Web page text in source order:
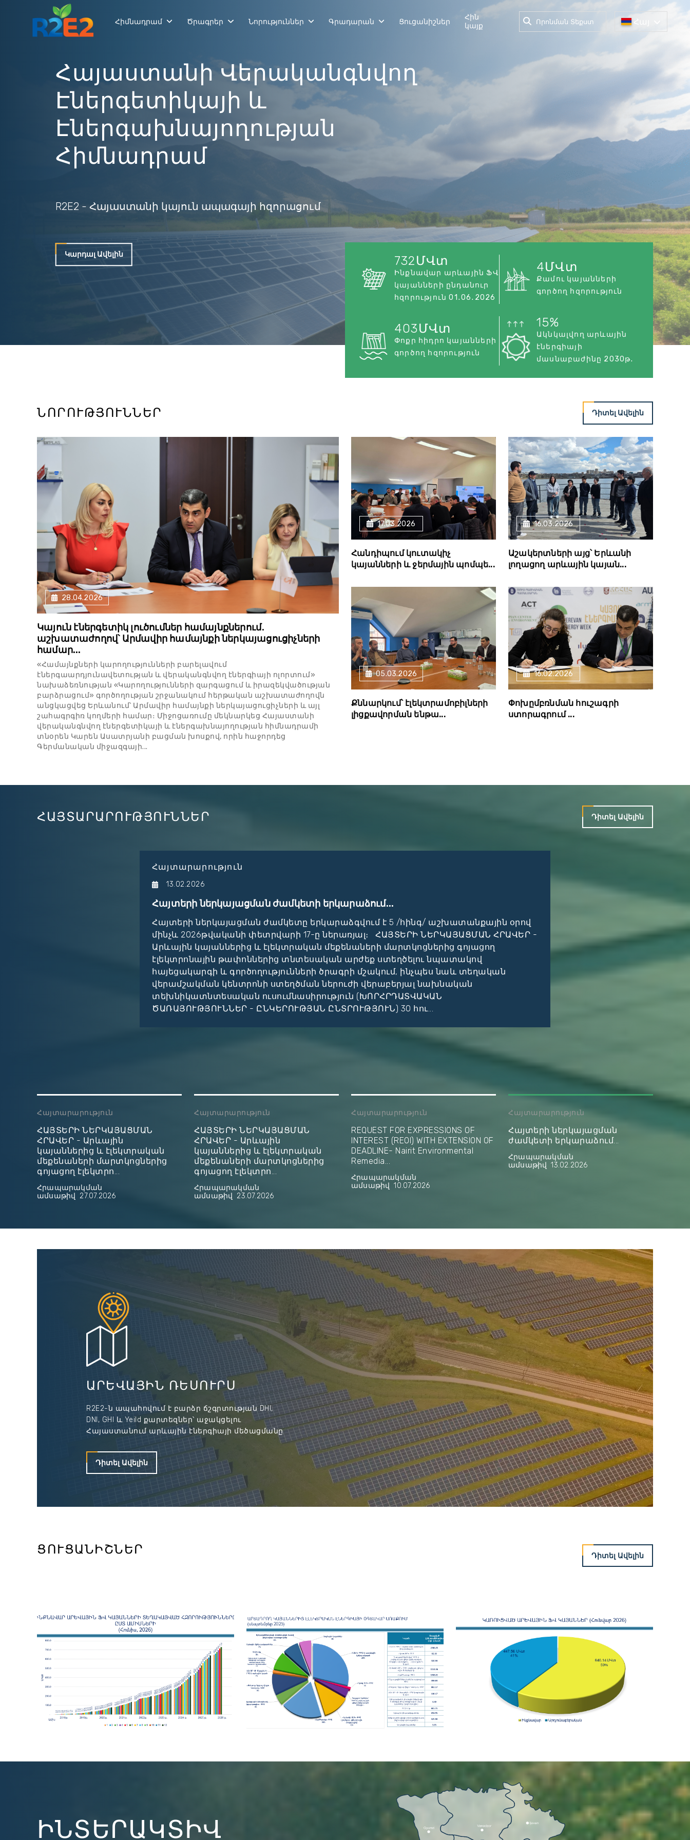
Հիմնադրամ Ծրագրեր Նորություններ Գրադարան Ցուցանիշներ
Հին
կայք
Հայ
Հայաստանի Վերականգնվող
Էներգետիկայի ԵՒ
Էներգախնայողության
Հիմնադրամ
R2E2 - Հայաստանի կայուն ապագայի հզորացում
Կարդալ Ավելին 732ՄՎտ
Ինքնավար արևային ՖՎ
կայանների ընդանուր
հզորություն 01․06․2026
4ՄՎտ
Քամու կայանների
գործող հզորություն
403ՄՎտ
Փոքր հիդրո կայանների
գործող հզորություն
15%
Ակնկալվող արևային
էներգիայի
մասնաբաժինը 2030թ․
ՆՈՐՈՒԹՅՈՒՆՆԵՐ Դիտել Ավելին
28.04.2026
Կայուն էներգետիկ լուծումներ համայնքներում․
աշխատաժողով՝ Արմավիր համայնքի ներկայացուցիչների
համար...
«Համայնքների կարողությունների բարելավում
էներգաարդյունավետության և վերականգնվող էներգիայի ոլորտում»
նախաձեռնության «Կարողությունների զարգացում և իրազեկվածության
բարձրացում» գործողության շրջանակում հերթական աշխատաժողովն
անցկացվեց Երևանում՝ Արմավիր համայնքի ներկայացուցիչների և այլ
շահագրգիռ կողմերի համար։ Միջոցառումը մեկնարկեց Հայաստանի
վերականգնվող էներգետիկայի և էներգախնայողության հիմնադրամի
տնօրեն Կարեն Ասատրյանի բացման խոսքով, որին հաջորդեց
Գերմանական միջազգայի...
17.03.2026
Հանդիպում կուտակիչ
կայանների և ջերմային պոմպե...
16.03.2026
Աշակերտների այց՝ Երևանի
լողացող արևային կայան...
05.03.2026
Քննարկում՝ էլեկտրամոբիլների
լիցքավորման ենթա...
16.02.2026
Փոխըմբռնման հուշագրի
ստորագրում ...
ՀԱՅՏԱՐԱՐՈՒԹՅՈՒՆՆԵՐ Դիտել Ավելին
Հայտարարություն
13.02.2026
Հայտերի ներկայացման ժամկետի երկարաձում...
Հայտերի ներկայացման ժամկետը երկարաձգվում է 5 /հինգ/ աշխատանքային օրով
մինչև 2026թվականի փետրվարի 17-ը ներառյալ։ ՀԱՅՏԵՐԻ ՆԵՐԿԱՅԱՑՄԱՆ ՀՐԱՎԵՐ -
Արևային կայաններից և էլեկտրական մեքենաների մարտկոցներից գոյացող
էլեկտրոնային թափոններից տնտեսական արժեք ստեղծելու նպատակով
հայեցակարգի և գործողությունների ծրագրի մշակում, ինչպես նաև տեղական
վերամշակման կենտրոնի ստեղծման ներուժի վերաբերյալ նախնական
տեխնիկատնտեսական ուսումնասիրություն (ԽՈՐՀՐԴԱՏՎԱԿԱՆ
ԾԱՌԱՅՈՒԹՅՈՒՆՆԵՐ - ԸՆԿԵՐՈՒԹՅԱՆ ԸՆՏՐՈՒԹՅՈՒՆ) 30 հու...
Հայտարարություն
ՀԱՅՏԵՐԻ ՆԵՐԿԱՅԱՑՄԱՆ
ՀՐԱՎԵՐ - Արևային
կայաններից և էլեկտրական
մեքենաների մարտկոցներից
գոյացող էլեկտրո...
Հրապարակման
ամսաթիվ 27.07.2026
Հայտարարություն
ՀԱՅՏԵՐԻ ՆԵՐԿԱՅԱՑՄԱՆ
ՀՐԱՎԵՐ - Արևային
կայաններից և էլեկտրական
մեքենաների մարտկոցներից
գոյացող էլեկտրո...
Հրապարակման
ամսաթիվ 23.07.2026
Հայտարարություն
REQUEST FOR EXPRESSIONS OF
INTEREST (REOI) WITH EXTENSION OF
DEADLINE- Nairit Environmental
Remedia...
Հրապարակման
ամսաթիվ 10.07.2026
Հայտարարություն
Հայտերի ներկայացման
ժամկետի երկարաձում...
Հրապարակման
ամսաթիվ 13.02.2026
ԱՐԵՎԱՅԻՆ ՌԵՍՈՒՐՍ
R2E2-ն ապահովում է բարձր ճշգրտության DHI,
DNI, GHI և Yeild քարտեզներ՝ աջակցելու
Հայաստանում արևային էներգիայի մեծացմանը
Դիտել Ավելին
ՑՈՒՑԱՆԻՇՆԵՐ Դիտել Ավելին
ԻՆՏԵՐԱԿՏԻՎ